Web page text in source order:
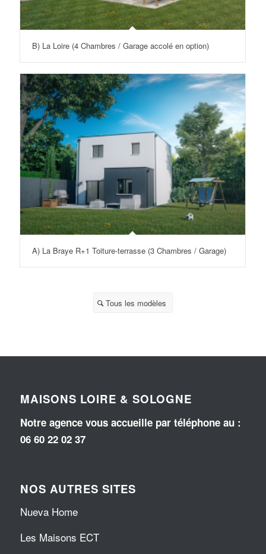
B) La Loire (4 Chambres / Garage accolé en option)
A) La Braye R+1 Toiture-terrasse (3 Chambres / Garage)
Tous les modèles
MAISONS LOIRE & SOLOGNE
Notre agence vous accueille par téléphone au:
06 60 22 02 37
NOS AUTRES SITES
Nueva Home
Les Maisons ECT